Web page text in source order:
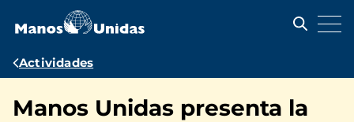
contenido
Ruta
navegación
Actividades
Manos Unidas presenta la